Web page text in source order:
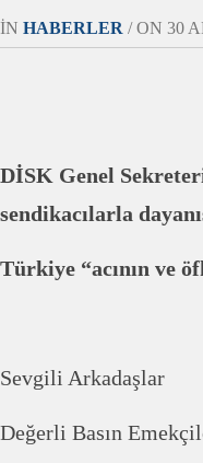
IN HABERLER / ON 30
DİSK Genel
sendikacılarla
Türkiye “acının ve
Sevgili Arkadaşlar
Değerli Basın